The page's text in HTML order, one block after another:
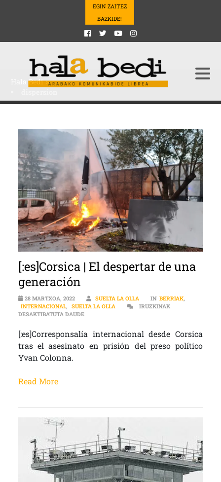
EGIN ZAITEZ
BAZKIDE!
Hala Bedi>
[:es]Corsica | El despertar de una
generación
28 MARTXOA, 2022 SUELTA LA OLLA IN BERRIAK,
INTERNACIONAL, SUELTA LA OLLA
IRUZKINAK
DESAKTIBATUTA DAUDE[:ES]CORSICA | EL DESPERTAR DE UNA
[:es]Corresponsalía internacional desde Corsica
tras el asesinato en prisión del preso político
Yvan Colonna.
Read More